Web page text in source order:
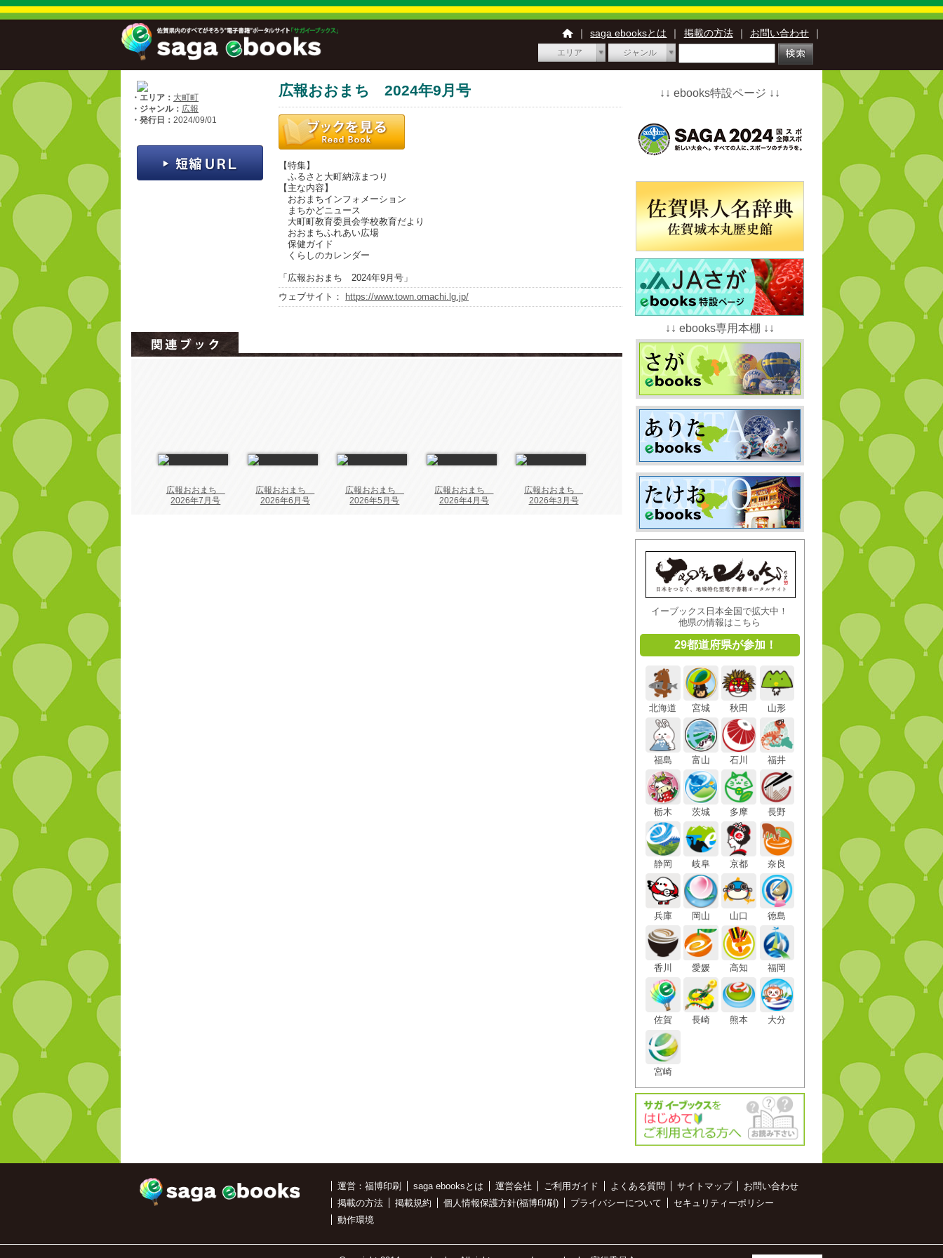
｜ saga ebooksとは ｜ 掲載の方法 ｜ お問い合わせ ｜
エリア ジャンル
・エリア： 大町町
・ジャンル： 広報
・発行日： 2024/09/01
広報おおまち 2024年9月号
【特集】
ふるさと大町納涼まつり
【主な内容】
おおまちインフォメーション
まちかどニュース
大町町教育委員会学校教育だより
おおまちふれあい広場
保健ガイド
くらしのカレンダー
「広報おおまち 2024年9月号」
ウェブサイト：
https://www.town.omachi.lg.jp/
広報おおまち
2026年7月号
広報おおまち
2026年6月号
広報おおまち
2026年5月号
広報おおまち
2026年4月号
広報おおまち
2026年3月号
↓↓ ebooks特設ページ ↓↓
↓↓ ebooks専用本棚 ↓↓
イーブックス日本全国で拡大中！
他県の情報はこちら
29都道府県が参加！
北海道 宮城 秋田 山形
福島 富山 石川 福井
栃木 茨城 多摩 長野
静岡 岐阜 京都 奈良
兵庫 岡山 山口 徳島
香川 愛媛 高知 福岡
佐賀 長崎 熊本 大分
宮崎
運営：福博印刷 saga ebooksとは 運営会社 ご利用ガイド よくある質問 サイトマップ
お問い合わせ
掲載の方法
掲載規約 個人情報保護方針(福博印刷) プライバシーについて
セキュリティーポリシー
動作環境